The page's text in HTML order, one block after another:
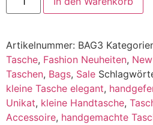
Artikelnummer: BAG3
Tasche, Fashion Neuheiten,
Taschen, Bags, Sale
kleine Tasche elegant,
Unikat, kleine Handtasche,
Accessoire, handgemachte